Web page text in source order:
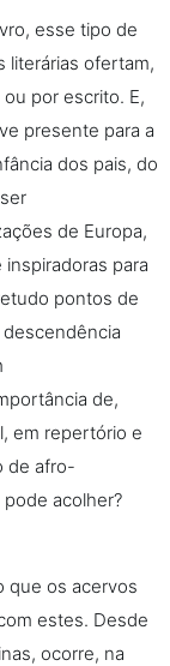
esse tipo de
literárias ofertam,
por escrito. E,
presente para a
dos pais, do
de Europa,
para
pontos de
de,
em repertório e
de afro-
acolher?
que os acervos
estes. Desde
ocorre, na